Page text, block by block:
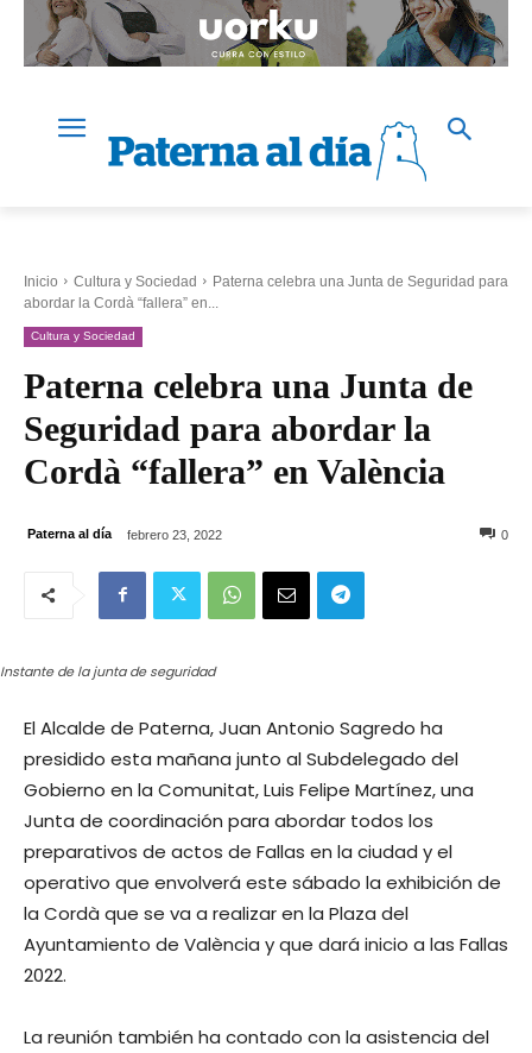
Inicio Cultura y Sociedad
Paterna celebra una Junta de Seguridad para
abordar la Cordà “fallera” en...
Cultura y Sociedad
Paterna celebra una Junta de
Seguridad para abordar la
Cordà “fallera” en València
Paterna al día febrero 23, 2022 0
Instante de la junta de seguridad
El Alcalde de Paterna, Juan Antonio Sagredo ha
presidido esta mañana junto al Subdelegado del
Gobierno en la Comunitat, Luis Felipe Martínez, una
Junta de coordinación para abordar todos los
preparativos de actos de Fallas en la ciudad y el
operativo que envolverá este sábado la exhibición de
la Cordà que se va a realizar en la Plaza del
Ayuntamiento de València y que dará inicio a las Fallas
2022.
La reunión también ha contado con la asistencia del